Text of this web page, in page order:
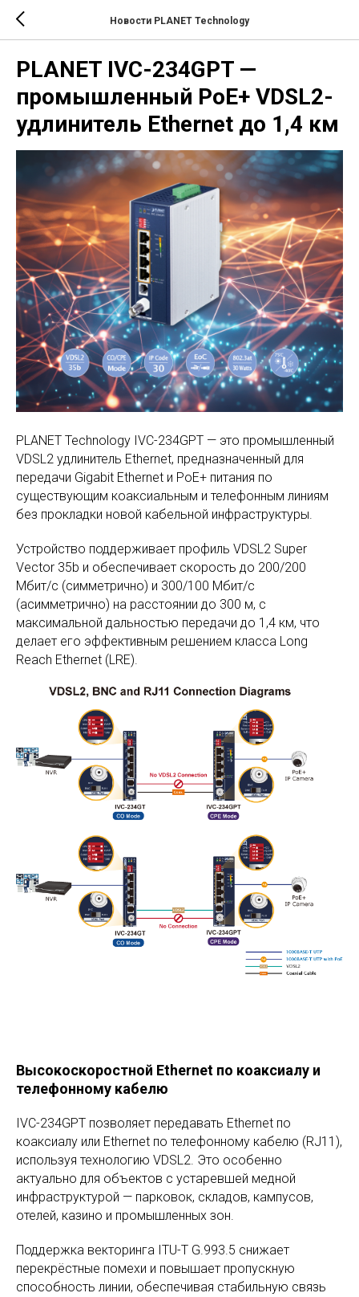
Новости PLANET Technology
PLANET IVC-234GPT —
промышленный PoE+ VDSL2-
удлинитель Ethernet до 1,4 км
PLANET Technology IVC-234GPT — это промышленный
VDSL2 удлинитель Ethernet, предназначенный для
передачи Gigabit Ethernet и PoE+ питания по
существующим коаксиальным и телефонным линиям
без прокладки новой кабельной инфраструктуры.
Устройство поддерживает профиль VDSL2 Super
Vector 35b и обеспечивает скорость до 200/200
Мбит/с (симметрично) и 300/100 Мбит/с
(асимметрично) на расстоянии до 300 м, с
максимальной дальностью передачи до 1,4 км, что
делает его эффективным решением класса Long
Reach Ethernet (LRE).
Высокоскоростной Ethernet по коаксиалу и
телефонному кабелю
IVC-234GPT позволяет передавать Ethernet по
коаксиалу или Ethernet по телефонному кабелю (RJ11),
используя технологию VDSL2. Это особенно
актуально для объектов с устаревшей медной
инфраструктурой — парковок, складов, кампусов,
отелей, казино и промышленных зон.
Поддержка векторинга ITU-T G.993.5 снижает
перекрёстные помехи и повышает пропускную
способность линии, обеспечивая стабильную связь